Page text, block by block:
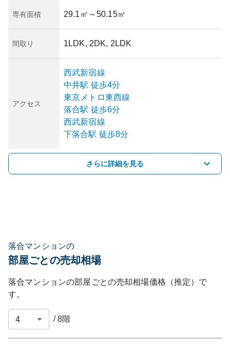
専有面積 29.1㎡ ～50.15㎡
間取り 1LDK, 2DK, 2LDK
アクセス
西武新宿線
中井駅 徒歩4分
東京メトロ東西線
落合駅 徒歩6分
西武新宿線
下落合駅 徒歩8分
さらに詳細を見る
落合マンションの
部屋ごとの売却相場
落合マンションの部屋ごとの売却相場価格（推定）で
す。
/8階